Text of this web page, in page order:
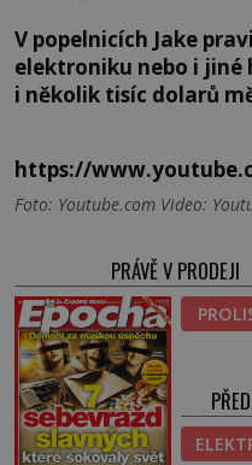
V popelnicích Jake
elektroniku nebo i jiné
i několik tisíc dolarů
https://
Foto: Youtube.com Video:
PRÁVĚ V PRODEJI